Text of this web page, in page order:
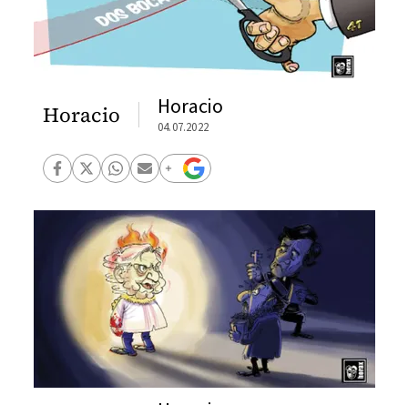
Horacio Horacio
04.07.2022